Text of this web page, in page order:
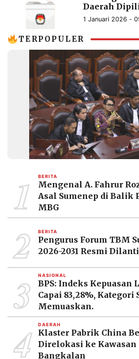
RESOLUSI
MEDIA
PRAMUDITA
RESOLUSI
Daerah
1 Januari 2026 -
TERPOPULER
1 BERITA
Mengenal A. Fahrur
Asal Sumenep di Balik
MBG
2 BERITA
Pengurus Forum TBM
2026-2031 Resmi
3 NASIONAL
BPS: Indeks Kepuasan
Capai 83,28%, Kategori
Memuaskan.
4 DAERAH
Klaster Pabrik China
Direlokasi ke
Bangkalan